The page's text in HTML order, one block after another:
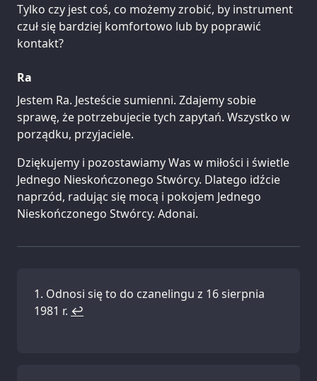
Tylko czy jest coś, co możemy zrobić, by instrument
czuł się bardziej komfortowo lub by poprawić
kontakt?
Ra
Jestem Ra. Jesteście sumienni. Zdajemy sobie
sprawę, że potrzebujecie tych zapytań. Wszystko w
porządku, przyjaciele.
Dziękujemy i pozostawiamy Was w miłości i świetle
Jednego Nieskończonego Stwórcy. Dlatego idźcie
naprzód, radując się mocą i pokojem Jednego
Nieskończonego Stwórcy. Adonai.
Odnosi się to do czanelingu z 16 sierpnia
1981 r. ↩